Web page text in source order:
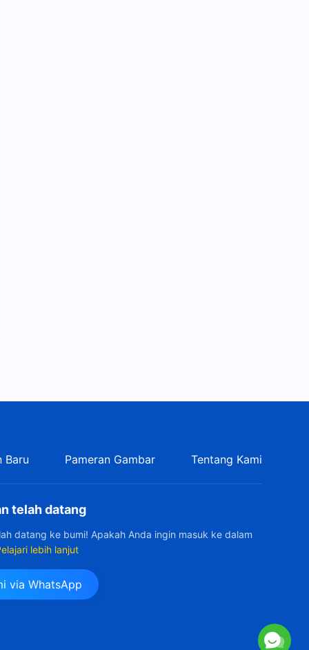
Baru Pameran Gambar Tentang Kami
telah datang
datang ke bumi! Apakah Anda ingin masuk ke dalam
lebih lanjut
via WhatsApp